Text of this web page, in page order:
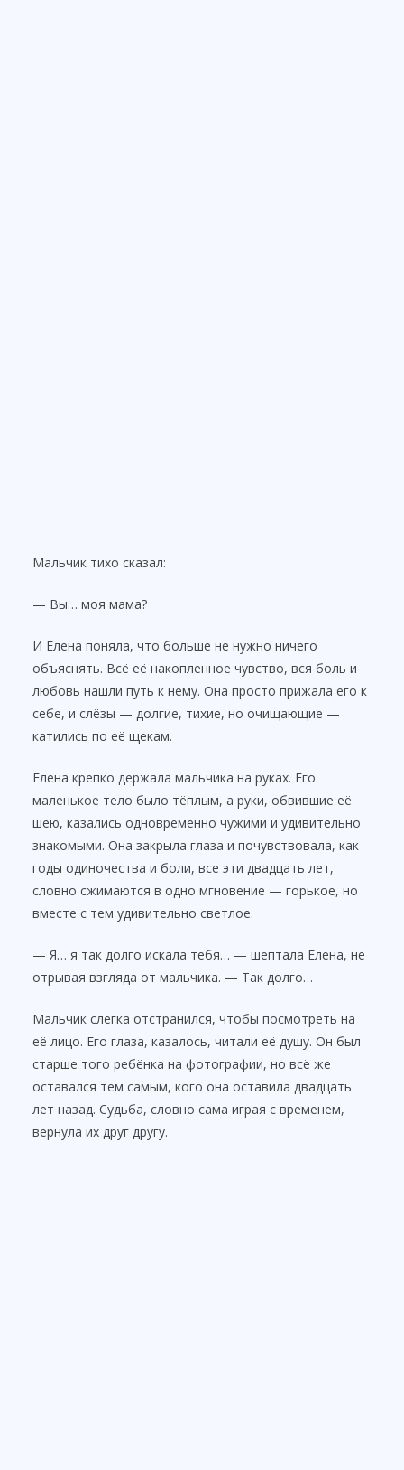
Мальчик тихо сказал:
— Вы… моя мама?
И Елена поняла, что больше не нужно ничего
объяснять. Всё её накопленное чувство, вся боль и
любовь нашли путь к нему. Она просто прижала его к
себе, и слёзы — долгие, тихие, но очищающие —
катились по её щекам.
Елена крепко держала мальчика на руках. Его
маленькое тело было тёплым, а руки, обвившие её
шею, казались одновременно чужими и удивительно
знакомыми. Она закрыла глаза и почувствовала, как
годы одиночества и боли, все эти двадцать лет,
словно сжимаются в одно мгновение — горькое, но
вместе с тем удивительно светлое.
— Я… я так долго искала тебя… — шептала Елена, не
отрывая взгляда от мальчика. — Так долго…
Мальчик слегка отстранился, чтобы посмотреть на
её лицо. Его глаза, казалось, читали её душу. Он был
старше того ребёнка на фотографии, но всё же
оставался тем самым, кого она оставила двадцать
лет назад. Судьба, словно сама играя с временем,
вернула их друг другу.